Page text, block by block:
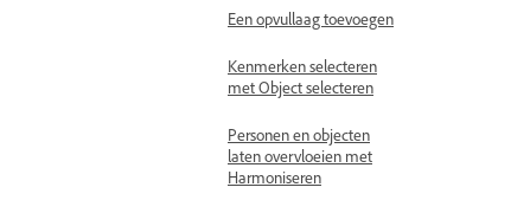
Een opvullaag toevoegen
Kenmerken selecteren
met Object selecteren
Personen en objecten
laten overvloeien met
Harmoniseren